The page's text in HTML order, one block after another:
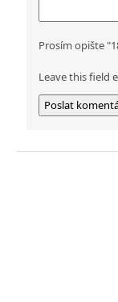
Prosím opište
Leave this field